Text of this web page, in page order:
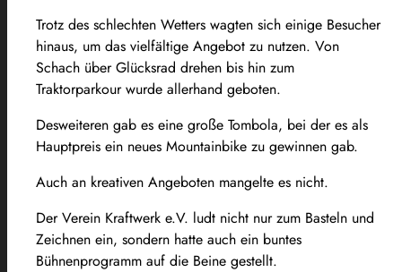
Trotz des schlechten Wetters wagten sich einige Besucher
hinaus, um das vielfältige Angebot zu nutzen. Von
Schach über Glücksrad drehen bis hin zum
Traktorparkour wurde allerhand geboten.
Desweiteren gab es eine große Tombola, bei der es als
Hauptpreis ein neues Mountainbike zu gewinnen gab.
Auch an kreativen Angeboten mangelte es nicht.
Der Verein Kraftwerk e.V. ludt nicht nur zum Basteln und
Zeichnen ein, sondern hatte auch ein buntes
Bühnenprogramm auf die Beine gestellt.